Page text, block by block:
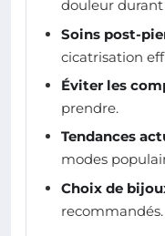
douleur durant
Soins post-
cicatrisation
Éviter les
prendre.
Tendances
modes
Choix de
recommandés.